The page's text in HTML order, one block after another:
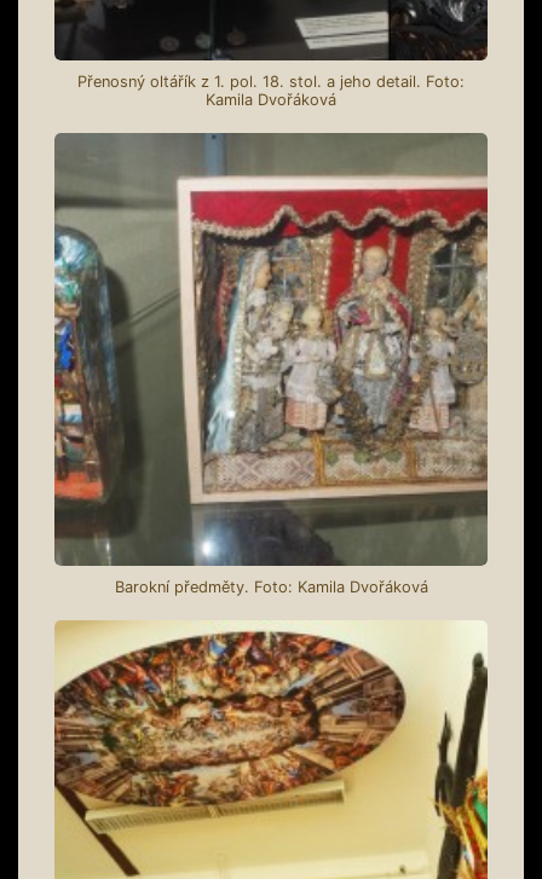
Přenosný oltářík z 1. pol. 18. stol. a jeho detail. Foto:
Kamila Dvořáková
Barokní předměty. Foto: Kamila Dvořáková